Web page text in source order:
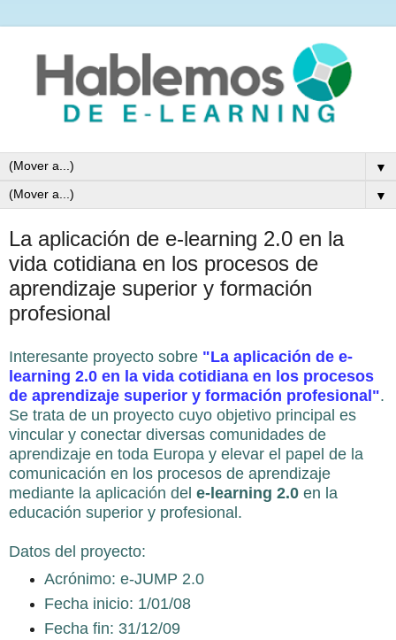
▼
▼
La aplicación de e-learning 2.0 en la
vida cotidiana en los procesos de
aprendizaje superior y formación
profesional
Interesante proyecto sobre "La aplicación de e-
learning 2.0 en la vida cotidiana en los procesos
de aprendizaje superior y formación profesional".
Se trata de un proyecto cuyo objetivo principal es
vincular y conectar diversas comunidades de
aprendizaje en toda Europa y elevar el papel de la
comunicación en los procesos de aprendizaje
mediante la aplicación del e-learning 2.0 en la
educación superior y profesional.
Datos del proyecto:
Acrónimo: e-JUMP 2.0
Fecha inicio: 1/01/08
Fecha fin: 31/12/09